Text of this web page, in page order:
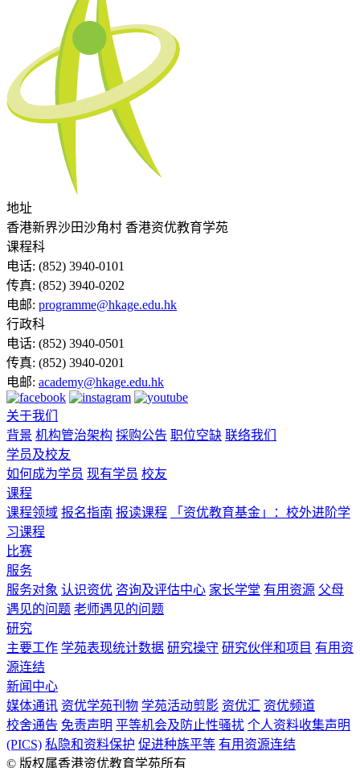
地址
香港新界沙田沙角村 香港资优教育学苑
课程科
电话: (852) 3940-0101
传真: (852) 3940-0202
电邮: programme@hkage.edu.hk
行政科
电话: (852) 3940-0501
传真: (852) 3940-0201
电邮: academy@hkage.edu.hk
关于我们
背景 机构管治架构 採购公告 职位空缺 联络我们
学员及校友
如何成为学员 现有学员 校友
课程
课程领域 报名指南 报读课程
「资优教育基金」：校外进阶学
习课程
比赛
服务
服务对象 认识资优 咨询及评估中心 家长学堂 有用资源 父母
遇见的问题 老师遇见的问题
研究
主要工作 学苑表现统计数据 研究操守 研究伙伴和项目 有用资
源连结
新闻中心
媒体通讯 资优学苑刊物 学苑活动剪影 资优汇 资优频道
校舍通告 免责声明 平等机会及防止性骚扰 个人资料收集声明
(PICS) 私隐和资料保护 促进种族平等 有用资源连结
© 版权属香港资优教育学苑所有